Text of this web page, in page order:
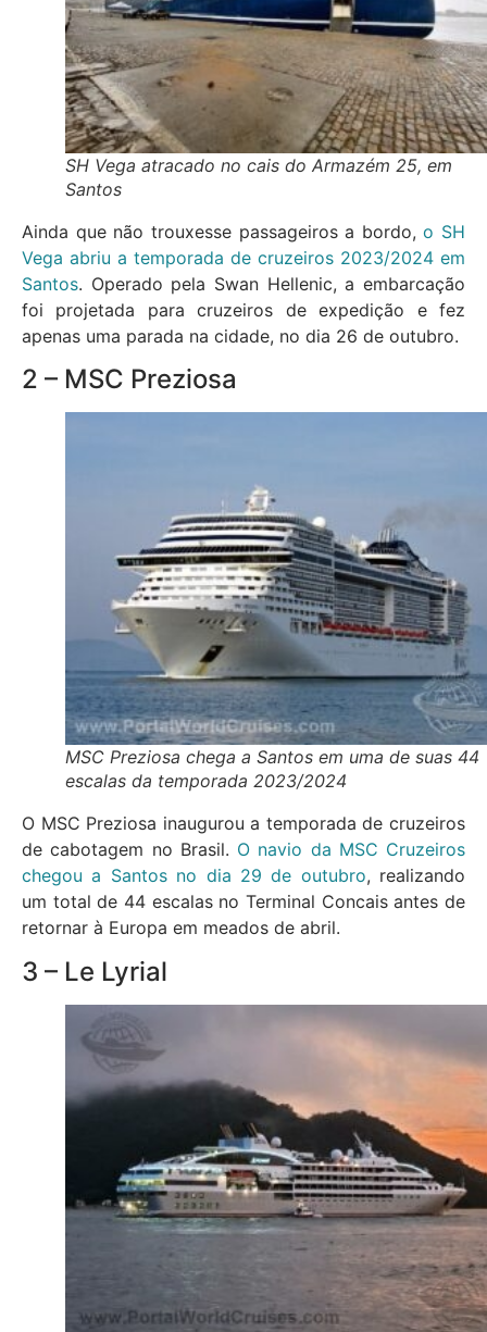
SH Vega atracado no cais do Armazém 25, em
Santos
Ainda que não trouxesse passageiros a bordo,o SH
Vega abriu a temporada de cruzeiros 2023/2024 em
Santos. Operado pela Swan Hellenic, a embarcação
foi projetada para cruzeiros de expedição e fez
apenas uma parada na cidade, no dia 26 de outubro.
2 – MSC Preziosa
MSC Preziosa chega a Santos em uma de suas 44
escalas da temporada 2023/2024
O MSC Preziosa inaugurou a temporada de cruzeiros
de cabotagem no Brasil. O navio da MSC Cruzeiros
chegou a Santos no dia 29 de outubro, realizando
um total de 44 escalas no Terminal Concais antes de
retornar à Europa em meados de abril.
3 – Le Lyrial